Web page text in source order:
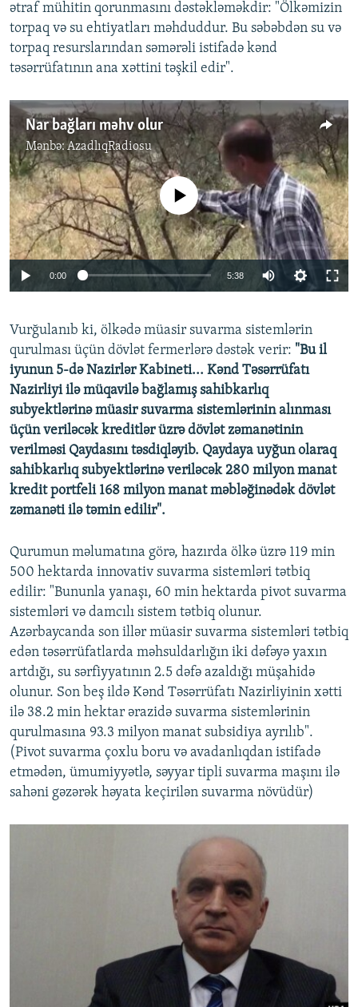
ətraf mühitin qorunmasını dəstəkləməkdir: "Ölkəmizin
torpaq və su ehtiyatları məhduddur. Bu səbəbdən su və
torpaq resurslarından səmərəli istifadə kənd
təsərrüfatının ana xəttini təşkil edir".
Nar bağları məhv olur
Mənbə:AzadlıqRadiosu
Auto 240p 360p 480p
720p 1080p
No media source currently available
0:00 5:38
360p
480p
1080p
Vurğulanıb ki, ölkədə müasir suvarma sistemlərin
qurulması üçün dövlət fermerlərə dəstək verir: "Bu il
iyunun 5-də Nazirlər Kabineti... Kənd Təsərrüfatı
Nazirliyi ilə müqavilə bağlamış sahibkarlıq
subyektlərinə müasir suvarma sistemlərinin alınması
üçün veriləcək kreditlər üzrə dövlət zəmanətinin
verilməsi Qaydasını təsdiqləyib. Qaydaya uyğun olaraq
sahibkarlıq subyektlərinə veriləcək 280 milyon manat
kredit portfeli 168 milyon manat məbləğinədək dövlət
zəmanəti ilə təmin edilir".
Qurumun məlumatına görə, hazırda ölkə üzrə 119 min
500 hektarda innovativ suvarma sistemləri tətbiq
edilir: "Bununla yanaşı, 60 min hektarda pivot suvarma
sistemləri və damcılı sistem tətbiq olunur.
Azərbaycanda son illər müasir suvarma sistemləri tətbiq
edən təsərrüfatlarda məhsuldarlığın iki dəfəyə yaxın
artdığı, su sərfiyyatının 2.5 dəfə azaldığı müşahidə
olunur. Son beş ildə Kənd Təsərrüfatı Nazirliyinin xətti
ilə 38.2 min hektar ərazidə suvarma sistemlərinin
qurulmasına 93.3 milyon manat subsidiya ayrılıb".
(Pivot suvarma çoxlu boru və avadanlıqdan istifadə
etmədən, ümumiyyətlə, səyyar tipli suvarma maşını ilə
sahəni gəzərək həyata keçirilən suvarma növüdür)